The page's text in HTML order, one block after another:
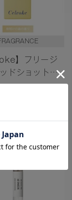
】フリージ
ッドショット
〈夜明け
り〉
品